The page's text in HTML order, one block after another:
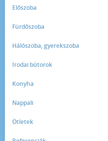
Előszoba
Fürdőszoba
Hálószoba, gyerekszoba
Irodai bútorok
Konyha
Nappali
Ötletek